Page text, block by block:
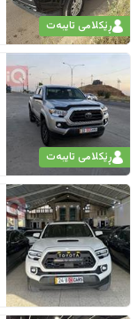
ڕێکلامی تایبەت
ڕێکلامی تایبەت